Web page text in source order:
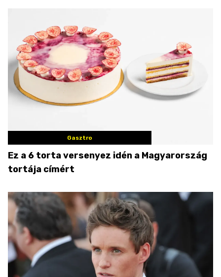
Gasztro
Ez a 6 torta versenyez idén a Magyarország
tortája címért